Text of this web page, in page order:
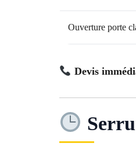
Ouverture porte
Devis